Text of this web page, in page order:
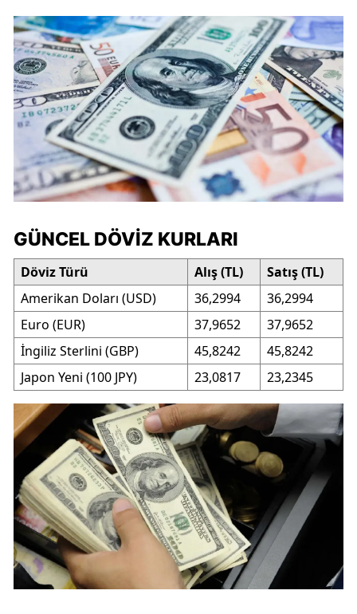
GÜNCEL DÖVIZ KURLARI
Döviz Türü Alış (TL)
Satış (TL)
Amerikan Doları (USD)
36,2994
36,2994
Euro (EUR)
37,9652
37,9652
İngiliz Sterlini (GBP)
45,8242
45,8242
Japon Yeni (100 JPY)
23,0817 23,2345